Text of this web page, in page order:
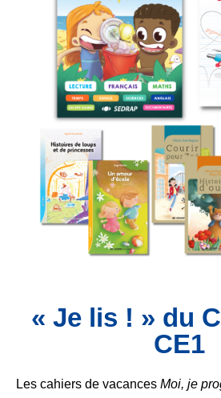
« Je lis ! » du
CE1
Les cahiers de vacances Moi, je